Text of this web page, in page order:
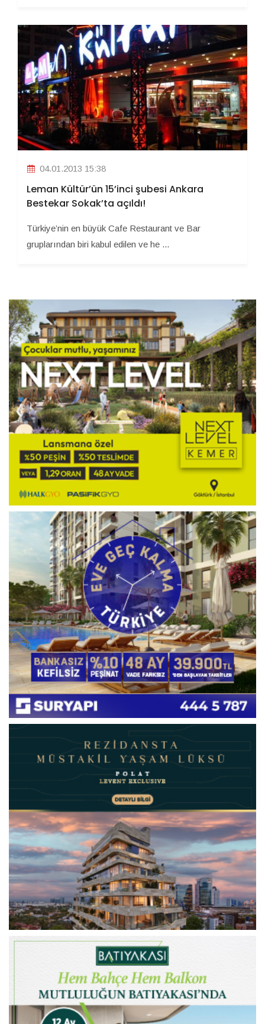
04.01.2013 15:38
Leman Kültür’ün 15’inci şubesi Ankara
Bestekar Sokak’ta açıldı!
Türkiye’nin en büyük Cafe Restaurant ve Bar
gruplarından biri kabul edilen ve he ...